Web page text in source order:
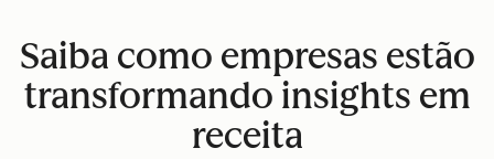
Saiba como empresas estão
transformando insights em
receita